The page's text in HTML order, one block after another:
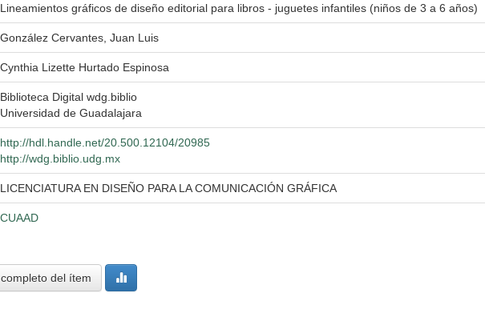
Lineamientos gráficos de diseño editorial para libros - juguetes infantiles (niños de 3 a 6 años)
González Cervantes, Juan Luis
Cynthia Lizette Hurtado Espinosa
Biblioteca Digital wdg.biblio
Universidad de Guadalajara
http://hdl.handle.net/20.500.12104/20985
http://wdg.biblio.udg.mx
LICENCIATURA EN DISEÑO PARA LA COMUNICACIÓN GRÁFICA
CUAAD
del ítem